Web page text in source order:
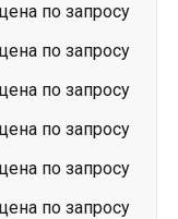
цена по запросу
цена по запросу
цена по запросу
цена по запросу
цена по запросу
цена по запросу